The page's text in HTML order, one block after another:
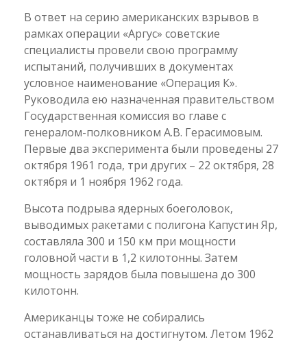
В ответ на серию американских взрывов в
рамках операции «Аргус» советские
специалисты провели свою программу
испытаний, получивших в документах
условное наименование «Операция К».
Руководила ею назначенная правительством
Государственная комиссия во главе с
генералом-полковником А.В. Герасимовым.
Первые два эксперимента были проведены 27
октября 1961 года, три других – 22 октября, 28
октября и 1 ноября 1962 года.
Высота подрыва ядерных боеголовок,
выводимых ракетами с полигона Капустин Яр,
составляла 300 и 150 км при мощности
головной части в 1,2 килотонны. Затем
мощность зарядов была повышена до 300
килотонн.
Американцы тоже не собирались
останавливаться на достигнутом. Летом 1962